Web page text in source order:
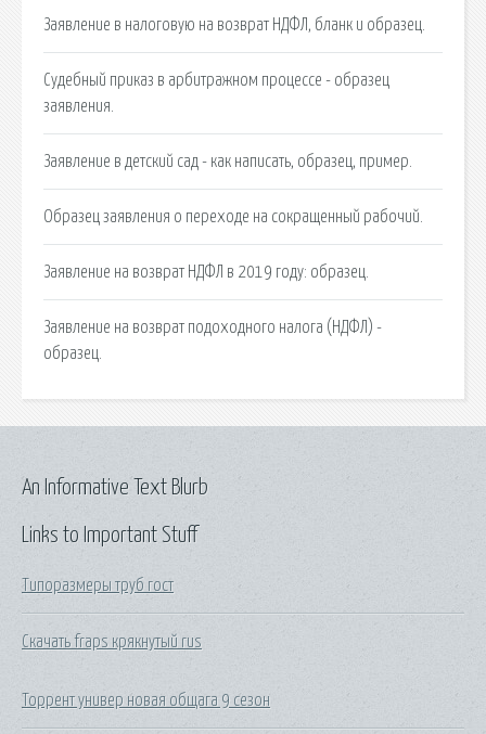
Заявление в налоговую на возврат НДФЛ, бланк и образец.
Судебный приказ в арбитражном процессе - образец
заявления.
Заявление в детский сад - как написать, образец, пример.
Образец заявления о переходе на сокращенный рабочий.
Заявление на возврат НДФЛ в 2019 году: образец.
Заявление на возврат подоходного налога (НДФЛ) -
образец.
Links to Important Stuff
Типоразмеры труб гост
Скачать fraps крякнутый rus
Торрент универ новая общага 9 сезон
An Informative Text Blurb